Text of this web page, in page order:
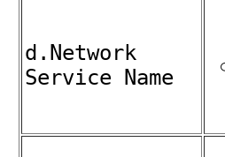
d.Network
Service Name